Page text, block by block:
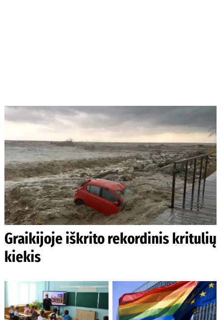
Graikijoje iškrito rekordinis kritulių
kiekis